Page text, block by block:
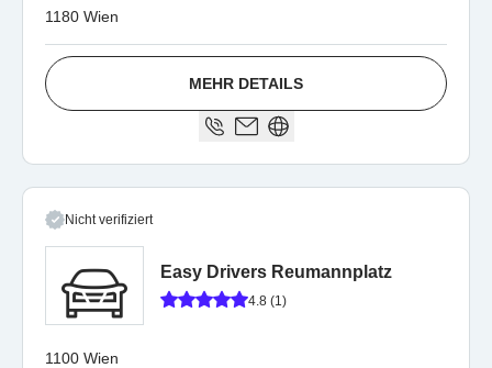
Familienfreundlich, One4You.
1180 Wien
MEHR DETAILS
Nicht verifiziert
Easy Drivers Reumannplatz
4.8 (1)
1100 Wien